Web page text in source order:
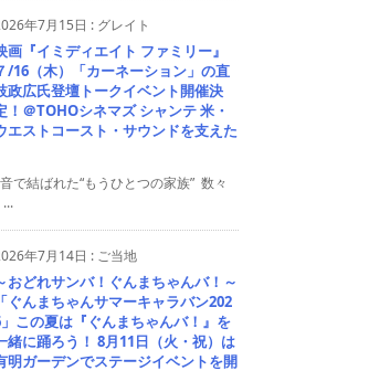
年7月15日 : グレイト
画『イミディエイト ファミリー』
/16（木）「カーネーション」の直
政広氏登壇トークイベント開催決
！＠TOHOシネマズ シャンテ 米・
エストコースト・サウンドを支えた
で結ばれた“もうひとつの家族” 数々
年7月14日 : ご当地
おどれサンバ！ぐんまちゃんバ！～
「ぐんまちゃんサマーキャラバン202
この夏は『ぐんまちゃんバ！』を
緒に踊ろう！ 8月11日（火・祝）は
明ガーデンでステージイベントを開